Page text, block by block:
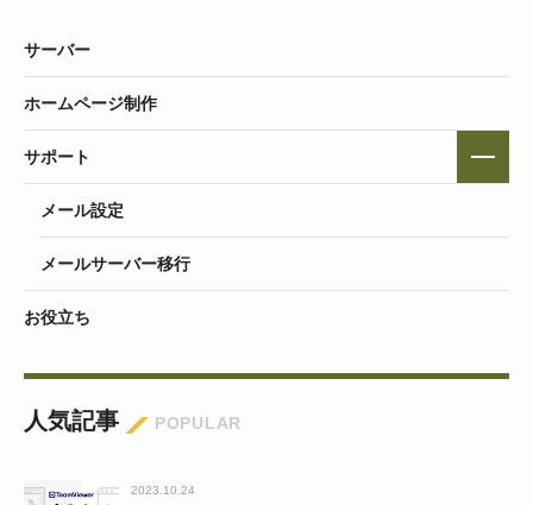
サーバー
ホームページ制作
サポート
メール設定
メールサーバー移行
お役立ち
人気記事 POPULAR
2023.10.24